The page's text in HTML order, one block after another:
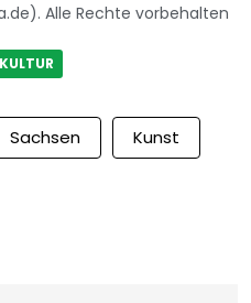
Alle Rechte vorbehalten
Sachsen Kunst